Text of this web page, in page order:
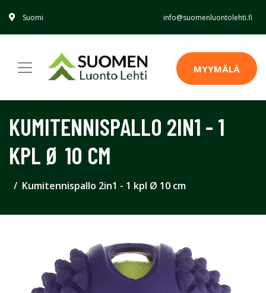
Suomi info@suomenluontolehti.fi
MYYMÄLÄ
KUMITENNISPALLO 2IN1 - 1
KPL Ø 10 CM
Kumitennispallo 2in1 - 1 kpl Ø 10 cm